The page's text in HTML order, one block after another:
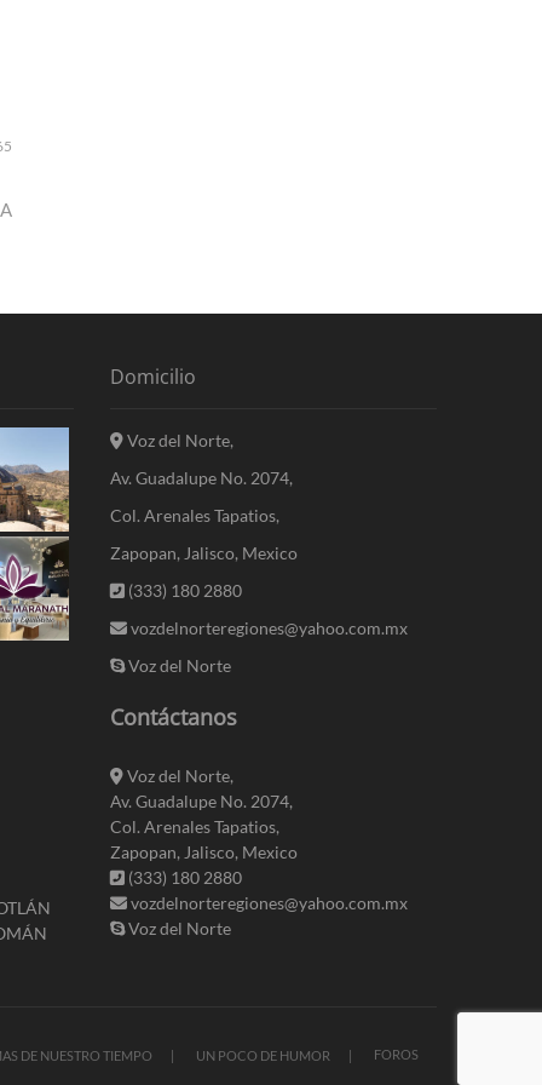
Domicilio
Voz del Norte,
Av. Guadalupe No. 2074,
Col. Arenales Tapatios,
Zapopan, Jalisco, Mexico
(333) 180 2880
vozdelnorteregiones@yahoo.com.mx
Voz del Norte
Contáctanos
Voz del Norte,
Av. Guadalupe No. 2074,
Col. Arenales Tapatios,
Zapopan, Jalisco, Mexico
(333) 180 2880
vozdelnorteregiones@yahoo.com.mx
Voz del Norte
DE NUESTRO TIEMPO UN POCO DE HUMOR FOROS